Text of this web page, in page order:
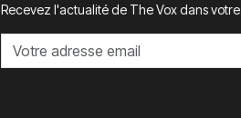
Recevez l'actualité de The Vox dans